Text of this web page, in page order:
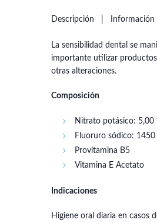
Descripción Información
La sensibilidad dental se
importante utilizar
otras alteraciones.
Composición
Nitrato potásico: 5,00
Fluoruro sódico:
Provitamina B5
Vitamina E Acetato
Indicaciones
Higiene oral diaria en casos